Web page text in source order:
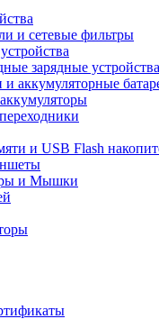
и сетевые фильтры
зарядные устройства
и аккумуляторные
и USB Flash
и Мышки